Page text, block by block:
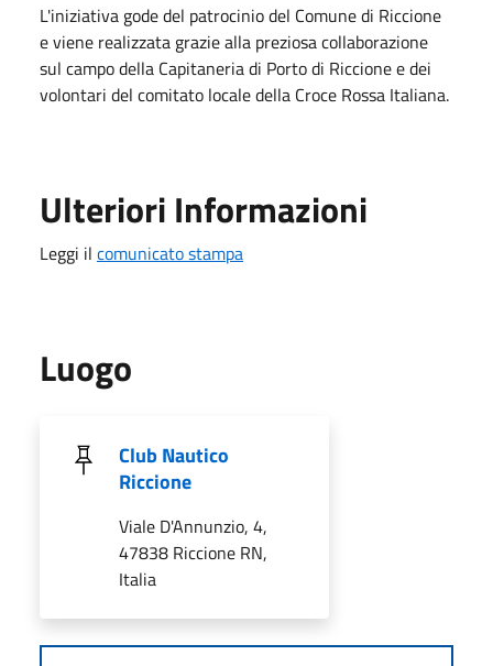
L'iniziativa gode del patrocinio del Comune di Riccione
e viene realizzata grazie alla preziosa collaborazione
sul campo della Capitaneria di Porto di Riccione e dei
volontari del comitato locale della Croce Rossa Italiana.
Ulteriori Informazioni
Leggi il comunicato stampa
Luogo
Club Nautico
Riccione
Viale D'Annunzio, 4,
47838 Riccione RN,
Italia